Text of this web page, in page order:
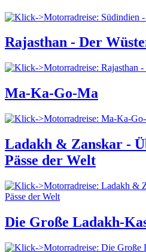
Rajasthan - Der
Ma-Ka-Go-Ma
Ladakh & Zanskar -
Pässe der Welt
Die Große Ladakh-